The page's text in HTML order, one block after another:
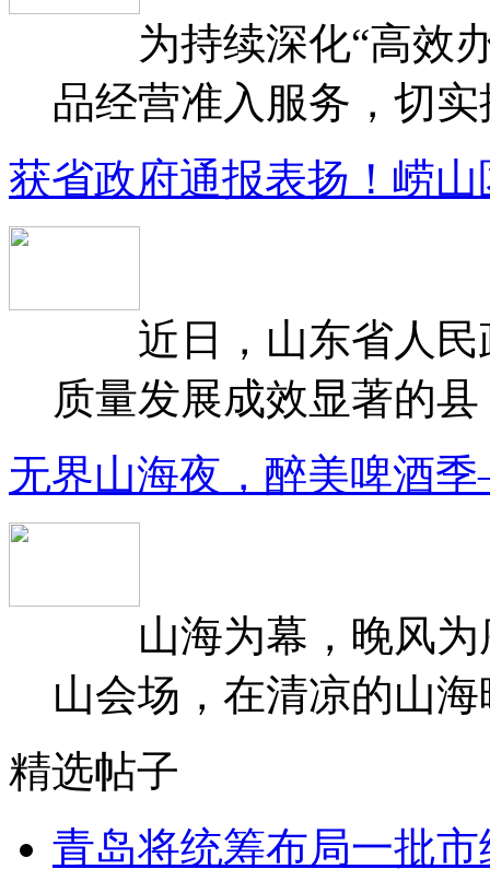
为持续深化“高效办
品经营准入服务，切
获省政府通报表扬！崂
近日，山东省人民
质量发展成效显著的
无界山海夜，醉美啤酒
山海为幕，晚风为
山会场，在清凉的山
精选帖子
青岛将统筹布局一批市